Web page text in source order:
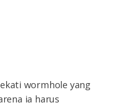
wormhole yang
ia harus